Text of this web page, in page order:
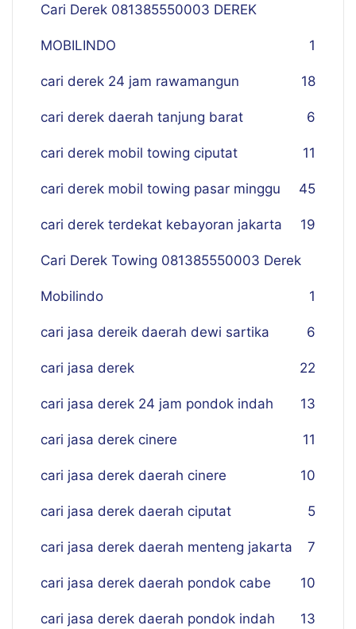
Cari Derek 081385550003 DEREK
MOBILINDO 1
cari derek 24 jam rawamangun 18
cari derek daerah tanjung barat 6
cari derek mobil towing ciputat 11
cari derek mobil towing pasar minggu 45
cari derek terdekat kebayoran jakarta 19
Cari Derek Towing 081385550003 Derek
Mobilindo 1
cari jasa dereik daerah dewi sartika 6
cari jasa derek 22
cari jasa derek 24 jam pondok indah 13
cari jasa derek cinere 11
cari jasa derek daerah cinere 10
cari jasa derek daerah ciputat 5
cari jasa derek daerah menteng jakarta 7
cari jasa derek daerah pondok cabe 10
cari jasa derek daerah pondok indah 13